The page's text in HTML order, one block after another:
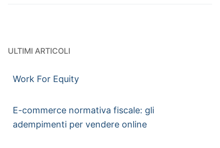
ULTIMI ARTICOLI
Work For Equity
E-commerce normativa fiscale: gli
adempimenti per vendere online